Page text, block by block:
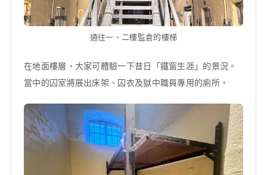
通往一、二樓監倉的樓梯
在地面樓層，大家可體驗一下昔日「鐵窗生涯」的景況。
當中的囚室將展出床架、囚衣及獄中職員專用的廁所，